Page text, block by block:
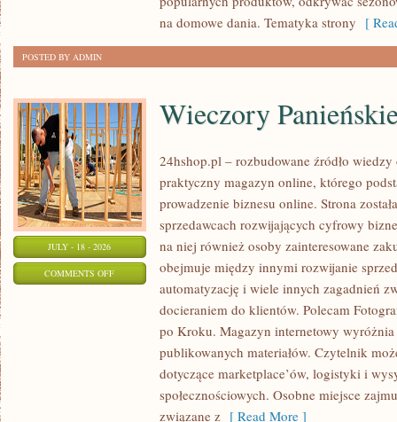
na domowe dania. Tematyka strony [
POSTED BY ADMIN
JULY - 18 - 2026
COMMENTS OFFON
PANIEŃSKIE
KAWALERSKIE
Wieczory
24hshop.pl – rozbudowane źródło
praktyczny magazyn online, którego
prowadzenie biznesu online. Strona
sprzedawcach rozwijających cyfrowy
na niej również osoby zainteresowane
obejmuje między innymi rozwijanie
automatyzację i wiele innych zagadnień
docieraniem do klientów. Polecam
po Kroku. Magazyn internetowy
publikowanych materiałów. Czytelnik
dotyczące marketplace’ów, logistyki i
społecznościowych. Osobne miejsce
związane z [ Read More ]